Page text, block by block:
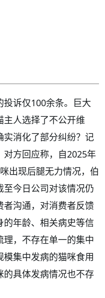
诉仅100余条。巨大
主人选择了不公开维
消化了部分纠纷？记
方回应称，自2025年
出现后腿无力情况，伯
今日公司对该情况仍
沟通，对消费者反馈
年龄、相关病史等信
，不存在单一的集中
集中发病的猫咪食用
的具体发病情况也不存